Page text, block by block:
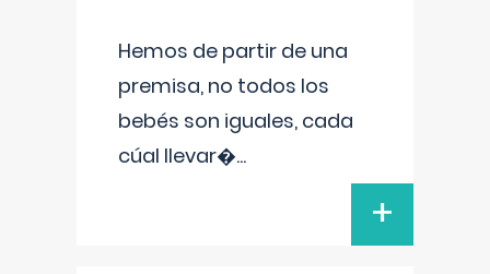
Hemos de partir de una
premisa, no todos los
bebés son iguales, cada
cúal llevar�...
+